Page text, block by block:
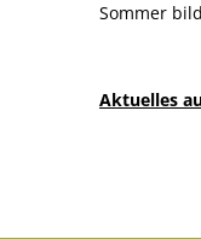
Sommer
Aktuelles